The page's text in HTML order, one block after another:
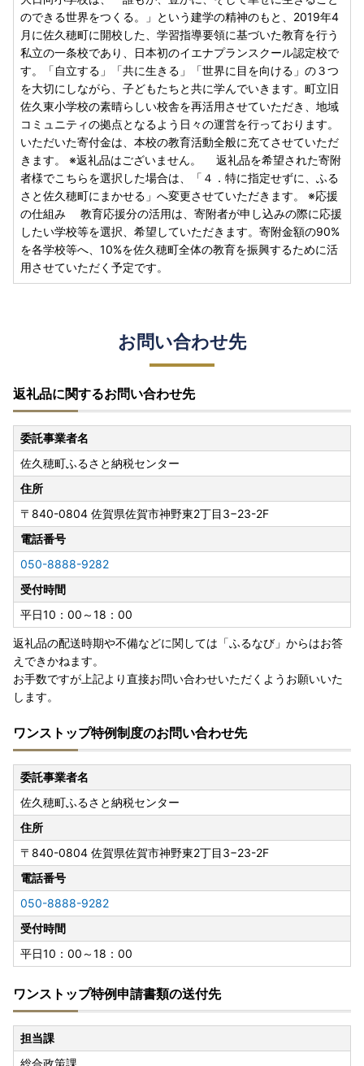
のできる世界をつくる。」という建学の精神のもと、2019年4
月に佐久穂町に開校した、学習指導要領に基づいた教育を行う
私立の一条校であり、日本初のイエナプランスクール認定校で
す。「自立する」「共に生きる」「世界に目を向ける」の３つ
を大切にしながら、子どもたちと共に学んでいきます。町立旧
佐久東小学校の素晴らしい校舎を再活用させていただき、地域
コミュニティの拠点となるよう日々の運営を行っております。
いただいた寄付金は、本校の教育活動全般に充てさせていただ
きます。 ※返礼品はございません。 返礼品を希望された寄附
者様でこちらを選択した場合は、「４．特に指定せずに、ふる
さと佐久穂町にまかせる」へ変更させていただきます。 ※応援
の仕組み 教育応援分の活用は、寄附者が申し込みの際に応援
したい学校等を選択、希望していただきます。寄附金額の90%
を各学校等へ、10%を佐久穂町全体の教育を振興するために活
用させていただく予定です。
お問い合わせ先
返礼品に関するお問い合わせ先
委託事業者名
佐久穂町ふるさと納税センター
住所
〒840-0804 佐賀県佐賀市神野東2丁目3−23-2F
電話番号
050-8888-9282
受付時間
平日10：00～18：00
返礼品の配送時期や不備などに関しては「ふるなび」からはお答
えできかねます。
お手数ですが上記より直接お問い合わせいただくようお願いいた
します。
ワンストップ特例制度のお問い合わせ先
委託事業者名
佐久穂町ふるさと納税センター
住所
〒840-0804 佐賀県佐賀市神野東2丁目3−23-2F
電話番号
050-8888-9282
受付時間
平日10：00～18：00
ワンストップ特例申請書類の送付先
担当課
総合政策課